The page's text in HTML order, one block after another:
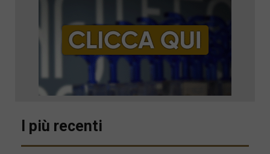
I più recenti